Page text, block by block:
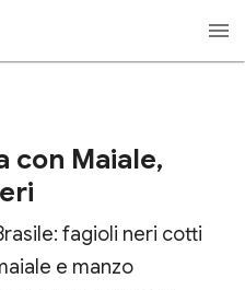
con Maiale,
fagioli neri cotti
e manzo